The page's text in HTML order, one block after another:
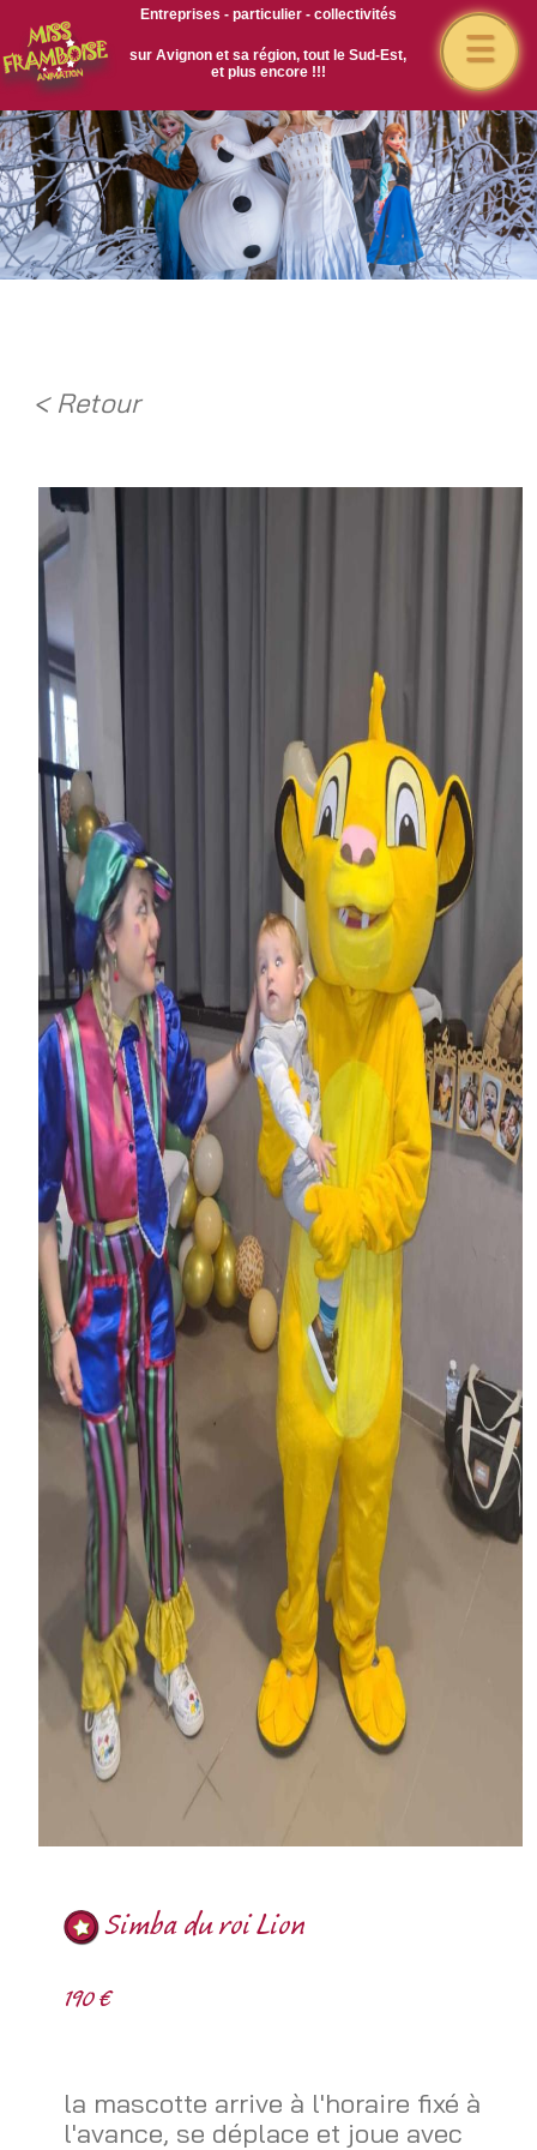
Entreprises - particulier - collectivités
sur Avignon et sa région, tout le Sud-Est,
et plus encore !!!
☰
< Retour
Simba du roi Lion
190 €
la mascotte arrive à l'horaire fixé à
l'avance, se déplace et joue avec